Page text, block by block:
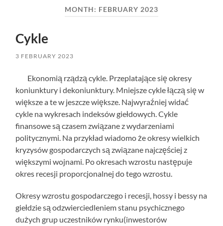
MONTH: FEBRUARY 2023
Cykle
3 FEBRUARY 2023
Ekonomią rządzą cykle. Przeplatające się okresy
koniunktury i dekoniunktury. Mniejsze cykle łączą się w
większe a te w jeszcze większe. Najwyraźniej widać
cykle na wykresach indeksów giełdowych. Cykle
finansowe są czasem związane z wydarzeniami
politycznymi. Na przykład wiadomo że okresy wielkich
kryzysów gospodarczych są związane najczęściej z
większymi wojnami. Po okresach wzrostu następuje
okres recesji proporcjonalnej do tego wzrostu.
Okresy wzrostu gospodarczego i recesji, hossy i bessy na
giełdzie są odzwierciedleniem stanu psychicznego
dużych grup uczestników rynku(inwestorów